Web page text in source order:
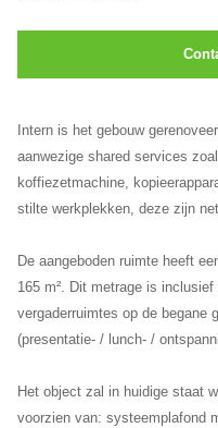
Intern is het gebouw
aanwezige shared services
koffiezetmachine,
stilte werkplekken, deze zijn
De aangeboden ruimte heeft
165 m². Dit metrage is
vergaderruimtes op de begane
(presentatie- / lunch- /
Het object zal in huidige staat
voorzien van: systeemplafond